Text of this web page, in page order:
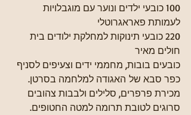
100 כובעי ילדים ונוער עם מוגבלויות
לעמותת פאראגרוטלי
220 כובעי תינוקות למחלקת ילודים בית
חולים מאיר
כובעים בובות, מחממי ידים וצעיפים לסניף
כפר סבא של האגודה למלחמה בסרטן.
מכירת פרפרים, סלילים ולבבות צהובים
סרוגים לטובת תרומה למטה החטופים.